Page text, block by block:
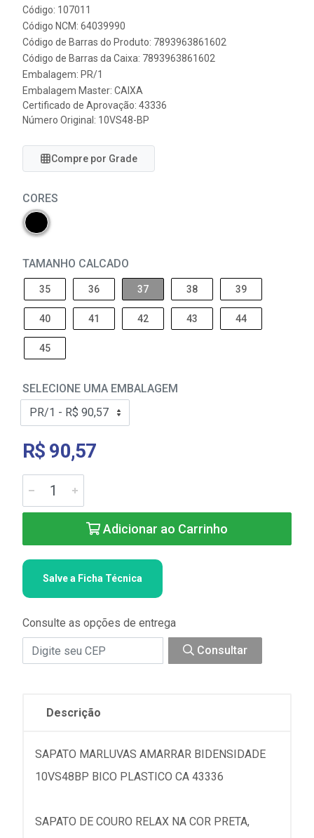
Código: 107011
Código NCM: 64039990
Código de Barras do Produto: 7893963861602
Código de Barras da Caixa: 7893963861602
Embalagem: PR/1
Embalagem Master: CAIXA
Certificado de Aprovação: 43336
Número Original: 10VS48-BP
Compre por Grade
CORES
TAMANHO CALCADO
35 36 37 38 39
40 41 42 43 44
45
SELECIONE UMA EMBALAGEM
R$ 90,57
Adicionar ao Carrinho
Salve a Ficha Técnica
Consulte as opções de entrega
Consultar
Descrição
SAPATO MARLUVAS AMARRAR BIDENSIDADE
10VS48BP BICO PLASTICO CA 43336
SAPATO DE COURO RELAX NA COR PRETA,